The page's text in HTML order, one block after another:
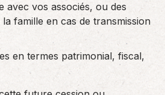
avec vos associés, ou des
la famille en cas de transmission
en termes patrimonial, fiscal,